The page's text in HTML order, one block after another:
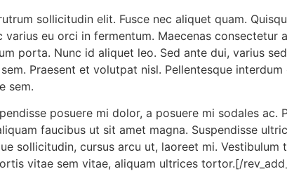
sollicitudin elit. Fusce nec aliquet quam.
eu orci in fermentum. Maecenas consectetur
porta. Nunc id aliquet leo. Sed ante dui, varius
Praesent et volutpat nisl. Pellentesque
sem.
posuere mi dolor, a posuere mi sodales ac.
faucibus ut sit amet magna. Suspendisse
sollicitudin, cursus arcu ut, laoreet mi.
vitae sem vitae, aliquam ultrices tortor.[/